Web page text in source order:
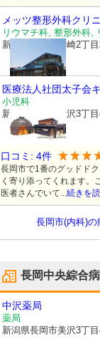
メッツ整形外科クリ
リウマチ科, 整形外科,
新潟県長岡市
川崎2丁
医療法人社団太子会
小児科
新潟県長岡市
美沢3丁
口コミ: 4件
長岡市で1番のグッドド
く寄り添ってくれます。
医者さんでいて...続きを
長岡市(内科)
長岡中央綜合
中沢薬局
薬局
新潟県長岡市美沢3丁